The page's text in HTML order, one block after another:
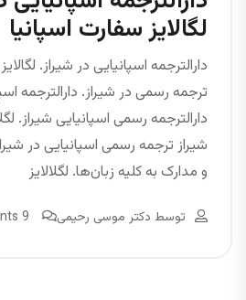
لگالایز سفارت اسپانیا
دارالترجمه اسپانیایی در شیراز.
ترجمه رسمی در شیراز. دارالترجمه
دارالترجمه رسمی اسپانیایی شیراز.
شیراز ترجمه رسمی اسپانیایی در
و مدارک به کلیه زبان‌ها. لگلالایز
توسط دکتر موسی رحیمی 9 Comments